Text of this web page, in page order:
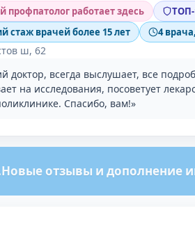
профпатолог работает здесь
ТОП-
стаж врачей более 15 лет
4
ш, 62
доктор, всегда выслушает, все
на исследования, посоветует
Спасибо, вам!»
Новые отзывы и дополнение